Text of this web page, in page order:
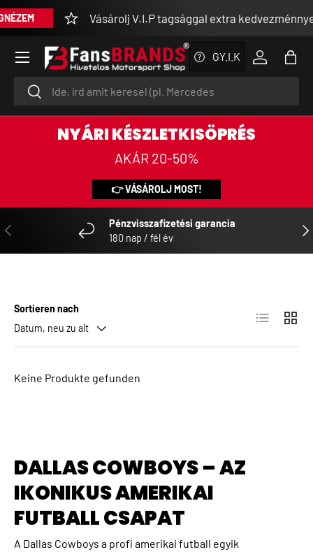
DIREKT ZUM INHALTVásárolj V.I.P tagsággal extra kedvezménnyel
Suchen
Suchen
GY.I.K
Einloggen
Menü
NYÁRI KÉSZLETKISÖPRÉS
AKÁR 20-50%
👉 VÁSÁROLJ MOST!
VORHERIGE
Pénzvisszafizetési garancia
180 nap / fél év
Sortieren nach
Datum, neu zu alt
Keine Produkte gefunden
DALLAS COWBOYS – AZ
IKONIKUS AMERIKAI
FUTBALL CSAPAT
A Dallas Cowboys a profi amerikai futball egyik